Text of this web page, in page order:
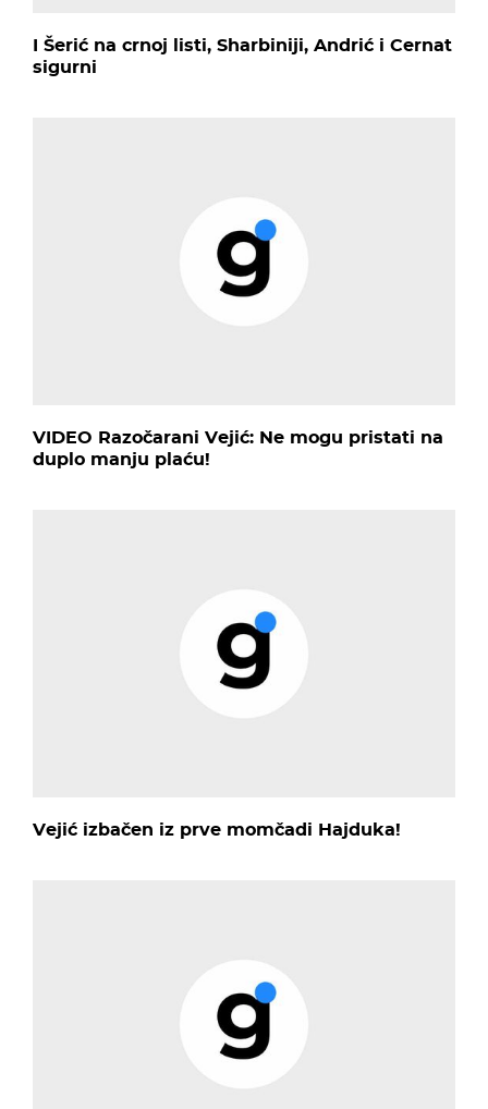
I Šerić na crnoj listi, Sharbiniji, Andrić i Cernat
sigurni
VIDEO Razočarani Vejić: Ne mogu pristati na
duplo manju plaću!
Vejić izbačen iz prve momčadi Hajduka!